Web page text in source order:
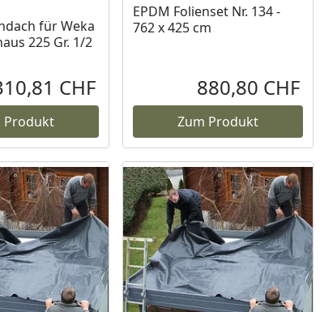
für Weka
225 Gr. 1/2
CHF
Produkt
EPDM Folienset Nr. 134 -
762 x 425 cm
880,80 CHF
Zum Produkt